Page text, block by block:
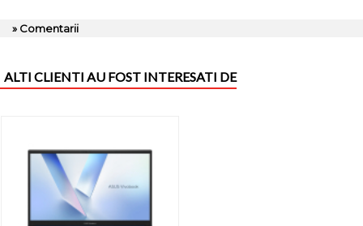
» Comentarii
ALTI CLIENTI AU FOST INTERESATI DE